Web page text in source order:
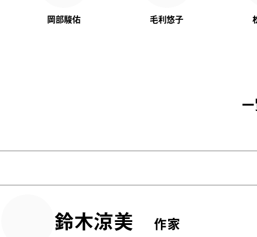
岡部駿佑 毛利悠子
鈴木涼美 作家